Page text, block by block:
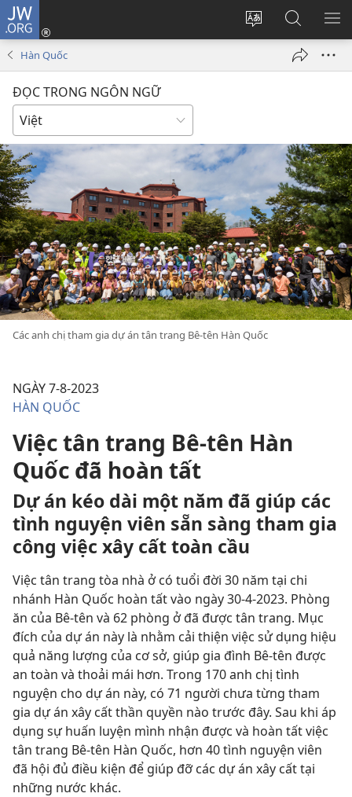
JW.ORG
Thay
Đăng
nhập
Tìm
kiếm
JW.ORG
Hàn Quốc
ĐỌC TRONG NGÔN NGỮ
Các anh chị tham gia dự án tân trang Bê-tên Hàn Quốc
NGÀY 7-8-2023
HÀN QUỐC
Việc tân trang Bê-tên Hàn
Quốc đã hoàn tất
Dự án kéo dài một năm đã giúp các
tình nguyện viên sẵn sàng tham gia
công việc xây cất toàn cầu
Việc tân trang tòa nhà ở có tuổi đời 30 năm tại chi
nhánh Hàn Quốc hoàn tất vào ngày 30-4-2023. Phòng
ăn của Bê-tên và 62 phòng ở đã được tân trang. Mục
đích của dự án này là nhằm cải thiện việc sử dụng hiệu
quả năng lượng của cơ sở, giúp gia đình Bê-tên được
an toàn và thoải mái hơn. Trong 170 anh chị tình
nguyện cho dự án này, có 71 người chưa từng tham
gia dự án xây cất thần quyền nào trước đây. Sau khi áp
dụng sự huấn luyện mình nhận được và hoàn tất việc
tân trang Bê-tên Hàn Quốc, hơn 40 tình nguyện viên
đã hội đủ điều kiện để giúp đỡ các dự án xây cất tại
những nước khác.